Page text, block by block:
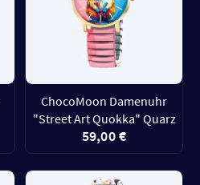
ChocoMoon Damenuhr
"Street Art Quokka" Quarz
59,00 €